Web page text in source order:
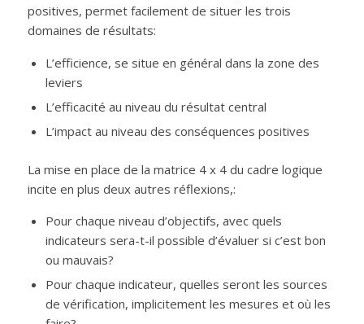
positives, permet facilement de situer les trois
domaines de résultats:
L’efficience, se situe en général dans la zone des
leviers
L’efficacité au niveau du résultat central
L’impact au niveau des conséquences positives
La mise en place de la matrice 4 x 4 du cadre logique
incite en plus deux autres réflexions,:
Pour chaque niveau d’objectifs, avec quels
indicateurs sera-t-il possible d’évaluer si c’est bon
ou mauvais?
Pour chaque indicateur, quelles seront les sources
de vérification, implicitement les mesures et où les